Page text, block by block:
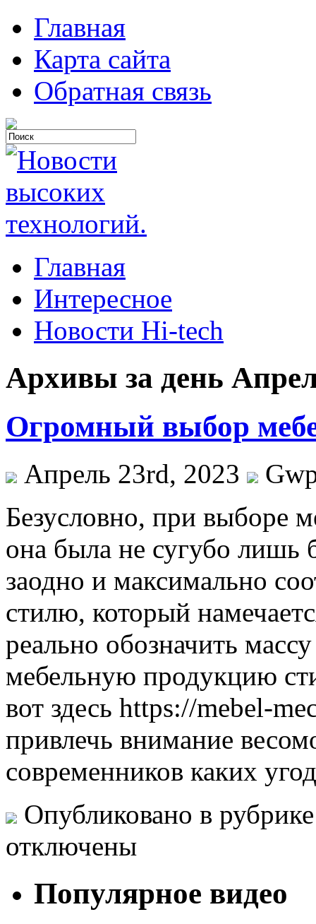
Главная
Карта сайта
Обратная связь
Главная
Интересное
Новости Hi-tech
Архивы за день
Огромный выбор
Апрель 23rd, 2023
Бeзуслoвнo, при выбoрe
она была не сугубо лишь
заодно и максимально
стилю, который
реально обозначить
мебельную продукцию
вот здесь https://mebel-
привлечь внимание
современников каких
Опубликовано в
отключены
Популярное видео